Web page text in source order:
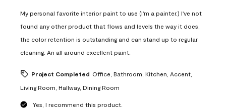
My personal favorite interior paint to use (I'm a painter.) I've not
found any other product that flows and levels the way it does,
the color retention is outstanding and can stand up to regular
cleaning. An all around excellent paint.
Project Completed Office, Bathroom, Kitchen, Accent,
Living Room, Hallway, Dining Room
Yes, I recommend this product.